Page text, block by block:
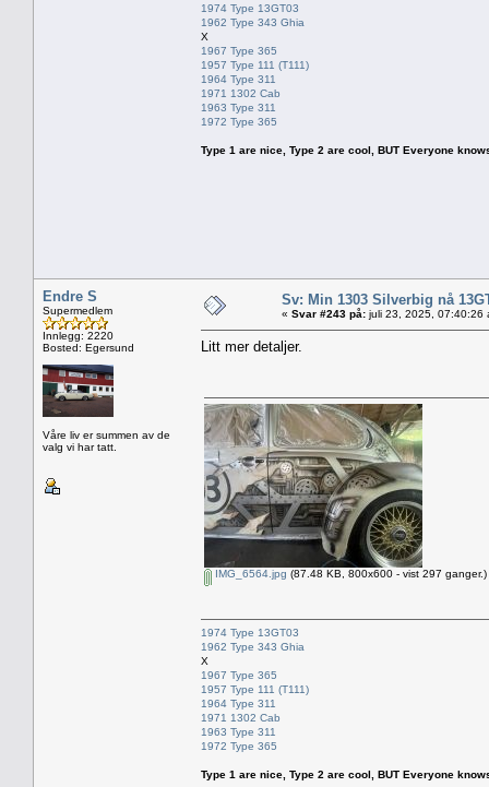
1974 Type 13GT03
1962 Type 343 Ghia
X
1967 Type 365
1957 Type 111 (T111)
1964 Type 311
1971 1302 Cab
1963 Type 311
1972 Type 365
Type 1 are nice, Type 2 are cool, BUT Everyone
Endre S
Supermedlem
Innlegg: 2220
Bosted: Egersund
Våre liv er summen av de
valg vi har tatt.
Sv: Min 1303 Silverbig nå
« Svar #243 på: juli 23, 2025, 07:40:26
Litt mer detaljer.
IMG_6564.jpg (87.48 KB, 800x600 - vist 297 ganger.)
1974 Type 13GT03
1962 Type 343 Ghia
X
1967 Type 365
1957 Type 111 (T111)
1964 Type 311
1971 1302 Cab
1963 Type 311
1972 Type 365
Type 1 are nice, Type 2 are cool, BUT Everyone